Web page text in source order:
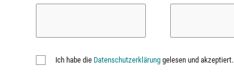
Ich habe die Datenschutzerklärunggelesen und akzeptiert.